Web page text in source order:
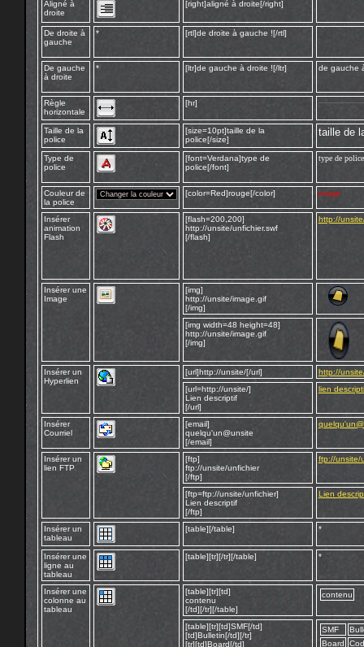
Aligné à
droite
[right]aligné à droite[/right]
De droite à
gauche
* [rtl]de droite à gauche ![/rtl]
De gauche
à droite
* [ltr]de gauche à droite ![/ltr] de gauche
Règle
horizontale
[hr]
Taille de la
police
[size=10pt]taille de la
police[/size]
taille de
Type de
police
[font=Verdana]type de
police[/font]
type de police
Couleur de
la police
[color=Red]rouge[/color] rouge
Insérer
animation
Flash
[flash=200,200]
http://unsite/unfichier.swf
[/flash]
http://
Insérer une
Image
[img]
http://unsite/image.gif
[/img]
[img width=48 height=48]
http://unsite/image.gif
[/img]
Insérer un
Hyperlien
[url]http://unsite/[/url]
http://
[url=http://unsite/]
Lien descriptif
[/url]
lien
Insérer
Courriel
[email]
quelqu'un@unsite
[/email]
Insérer un
lien FTP
[ftp]
ftp://unsite/unfichier
[/ftp]
ftp://unsite/
[ftp=ftp://unsite/unfichier]
Lien descriptif
[/ftp]
Lien
Insérer un
tableau
[table][/table] *
Insérer une
ligne au
tableau
[table][tr][/tr][/table] *
Insérer une
colonne au
tableau
[table][tr][td]
contenu
[/td][/tr][/table]
contenu
[table][tr][td]SMF[/td]
[td]Bulletin[/td][/tr]
[tr][td]Board[/td]
SMF
Board